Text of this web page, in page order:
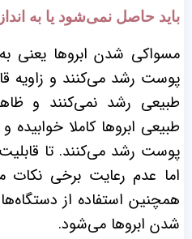
باید حاصل نمی‌شود یا به
مسواکی شدن ابروها یعنی
پوست رشد می‌کنند و زاویه
طبیعی رشد نمی‌کنند و
طبیعی ابرو‌ها کاملا خوابیده
پوست رشد می‌کنند. تا
اما عدم رعایت برخی
همچنین استفاده از
شدن ابروها می‌شود.